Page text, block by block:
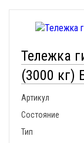
Тележка
(3000 кг)
Артикул
Состояние
Тип